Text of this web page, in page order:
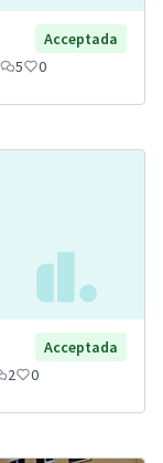
Acceptada
5 0
Acceptada
2 0